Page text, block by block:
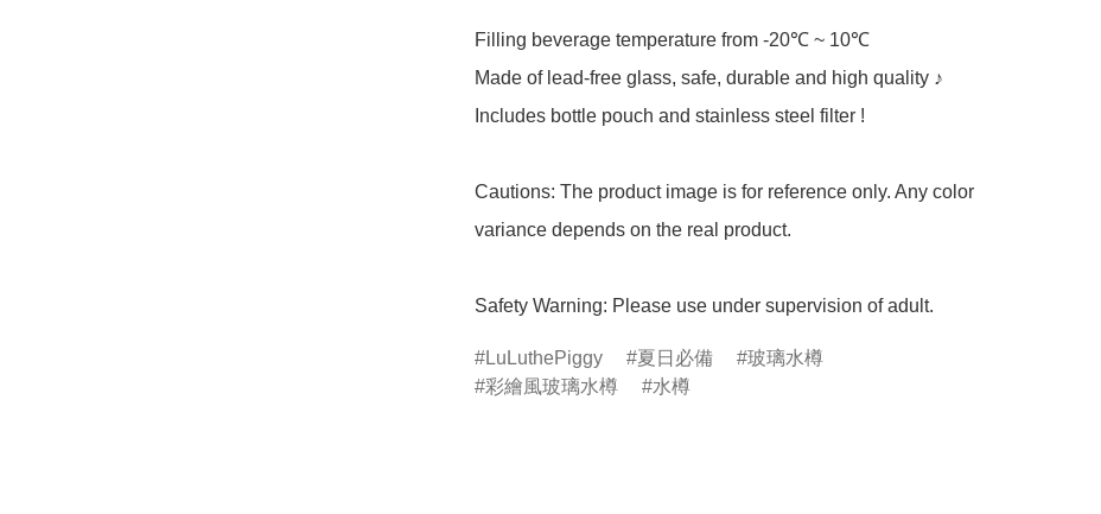
Filling beverage temperature from -20℃ ~ 10℃
Made of lead-free glass, safe, durable and high quality ♪
Includes bottle pouch and stainless steel filter !
Cautions: The product image is for reference only. Any color
variance depends on the real product.
Safety Warning: Please use under supervision of adult.
LuLuthePiggy 夏日必備
玻璃水樽
彩繪風玻璃水樽
水樽